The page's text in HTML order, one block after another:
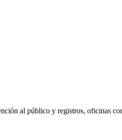
al público y registros, oficinas